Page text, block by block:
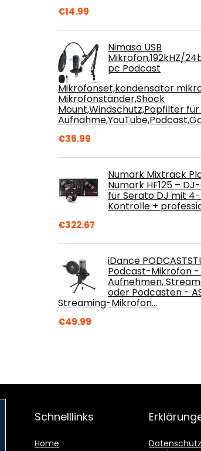
€14.99
Nimaso USB
Mikrofon,192kHZ/
pc Podcast
Mikrofonset,kondensator
Mikrofonständer,Shock
Mount,Windschutz,Popfilter für
€36.99
Numark Mixtrack
Numark HF125 –
für Serato DJ mit
Kontrolle +
€322.67
iDance
Podcast-Mikrofon -
Aufnehmen,
oder Podcasten -
Streaming-Mikrofon…
€49.99
Schnelllinks
Home